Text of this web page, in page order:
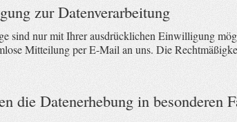
zur Datenverarbeitung
sind nur mit Ihrer ausdrücklichen Einwilligung
Mitteilung per E-Mail an uns. Die
die Datenerhebung in